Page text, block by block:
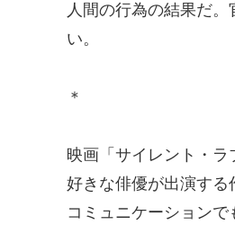
人間の行為の結果だ
い。
＊
映画「サイレント・ラ
好きな俳優が出演す
コミュニケーションで